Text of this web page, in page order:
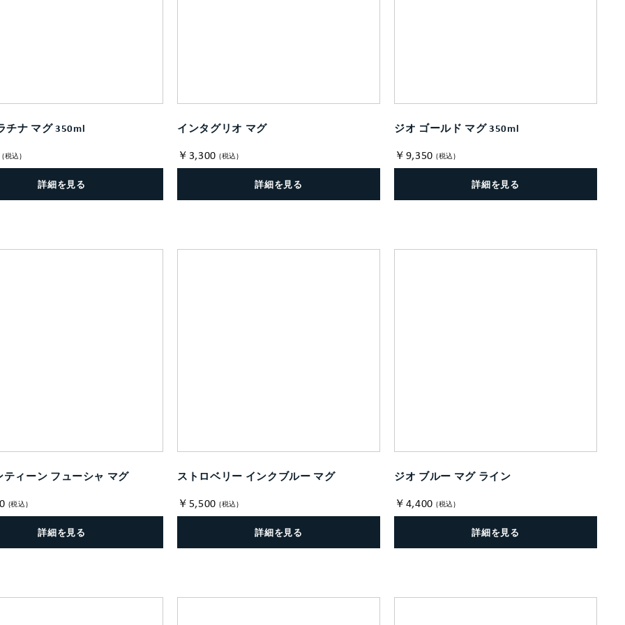
チナ マグ 350ml
(税込)
詳細を見る
インタグリオ マグ
￥3,300 (税込)
詳細を見る
ジオ ゴールド マグ 350ml
￥9,350 (税込)
詳細を見る
ティーン フューシャ マグ
(税込)
詳細を見る
ストロベリー インクブルー マグ
￥5,500 (税込)
詳細を見る
ジオ ブルー マグ ライン
￥4,400 (税込)
詳細を見る